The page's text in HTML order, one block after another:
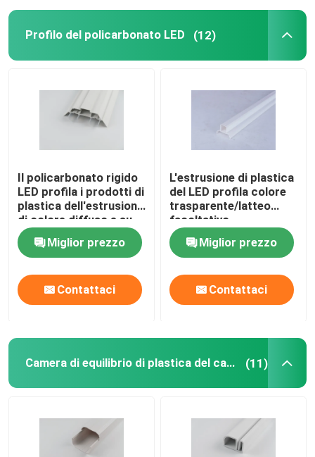
Chiedi un preventivo
Profilo della costruzione del PVC
Profili di plastica su ordinazione
Profilo d'angolo del PVC
Profilo della decorazione del PVC
Profilo del policarbonato LED (12)
Il policarbonato rigido
LED profila i prodotti di
plastica dell'estrusione
di colore diffuso e su
ordinazione
Miglior prezzo
Contattaci
L'estrusione di plastica
del LED profila colore
trasparente/latteo
facoltativo
Miglior prezzo
Contattaci
Camera di equilibrio di plastica del cavo (11)